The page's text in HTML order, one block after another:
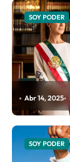
SOY PODER
Abr 14, 2025
SOY PODER